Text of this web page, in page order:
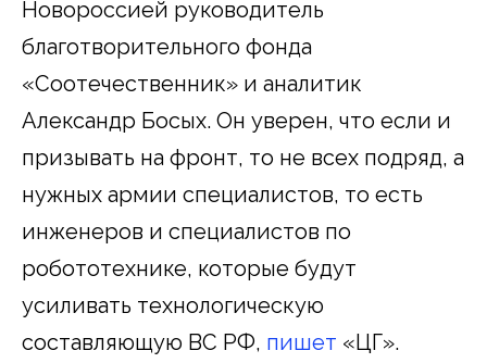
Новороссией руководитель
благотворительного фонда
«Соотечественник» и аналитик
Александр Босых. Он уверен, что если и
призывать на фронт, то не всех подряд, а
нужных армии специалистов, то есть
инженеров и специалистов по
робототехнике, которые будут
усиливать технологическую
составляющую ВС РФ, пишет «ЦГ».